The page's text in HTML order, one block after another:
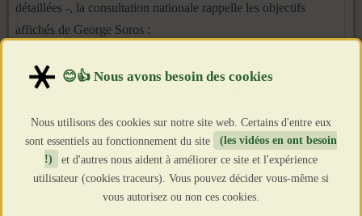
détaillées -, la consultation nationale rappelle les objectifs
affichés de George Soros :
George Soros cherche à convaincre Bruxellesd’installer
chaque année au moins un million de migrants d’Afrique et
Hongrie.
George Soros et les dirigeants bruxellois souhaitent réussir à
faire démanteler les barrières de protection frontalières par les
États-membres de l’Union, et donc aussi celle de la Hongrie, afin
Nous utilisons des cookies sur notre site web. Certains d'entre eux
sont essentiels au fonctionnement du site
(les vidéos en ont besoin
!)
et d'autres nous aident à améliorer ce site et l'expérience
utilisateur (cookies traceurs). Vous pouvez décider vous-même si
vous autorisez ou non ces cookies.